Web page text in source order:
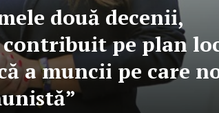
două decenii,
pe plan
a muncii pe care